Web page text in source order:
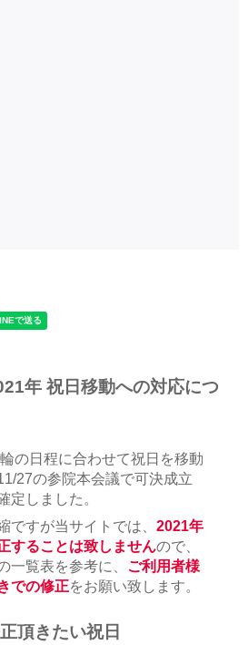
年 祝日移動への対応につ
の日程に合わせて祝日を移動
27の参院本会議で可決成立
定しました。
ですが当サイトでは、 2021年
することは致しませんので、
一覧表を参考に、 ご利用者様
での修正をお願い致します。
頂きたい祝日